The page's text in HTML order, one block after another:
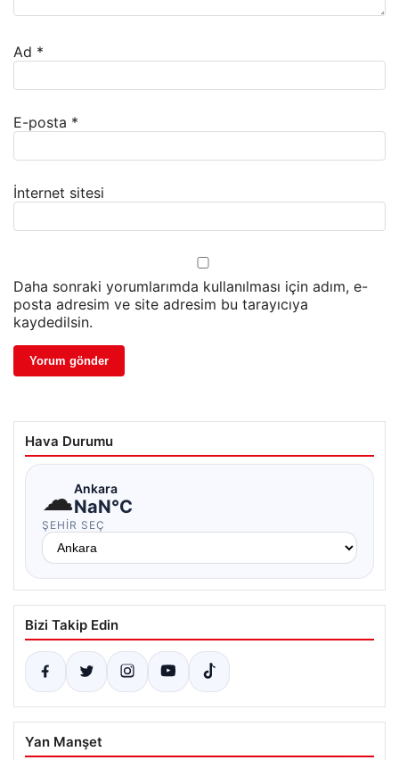
Ad *
E-posta *
İnternet sitesi
Daha sonraki yorumlarımda kullanılması için adım, e-
posta adresim ve site adresim bu tarayıcıya
kaydedilsin.
Hava Durumu
☁Ankara
NaN°C
ŞEHIR SEÇ
Bizi Takip Edin
Yan Manşet